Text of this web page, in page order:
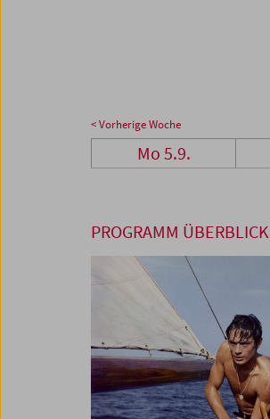
< Vorherige Woche
Mo 5.9.
PROGRAMM ÜBERBLICK